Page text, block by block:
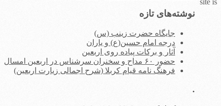
نوشته‌های تازه
جایگاه حضرت زینب (س)
درجه امام حسین(ع) و یاران
آثار و برکات پیاده روی اربعین
حضور ۶۰ مداح و سخنران سرشناس در اربعین امسال
فرهنگ نامه قیام کربلا (شرح اجمالی زیارت اربعین)
.
site is